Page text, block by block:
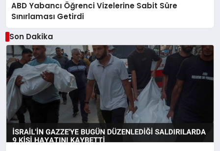
ABD Yabancı Öğrenci Vizelerine Sabit Süre
Sınırlaması Getirdi
Son Dakika